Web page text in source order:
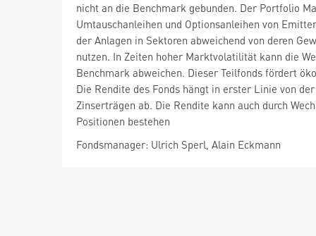
nicht an die Benchmark gebunden. Der Portfolio
Umtauschanleihen und Optionsanleihen von
der Anlagen in Sektoren abweichend von deren
nutzen. In Zeiten hoher Marktvolatilität kann die
Benchmark abweichen. Dieser Teilfonds fördert
Die Rendite des Fonds hängt in erster Linie von
Zinserträgen ab. Die Rendite kann auch durch
Positionen bestehen
Fondsmanager: Ulrich Sperl, Alain Eckmann